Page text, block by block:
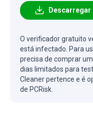
Descarregar
O verificador gratuito
está infectado. Para
precisa de comprar
dias limitados para
Cleaner pertence e é
de PCRisk.